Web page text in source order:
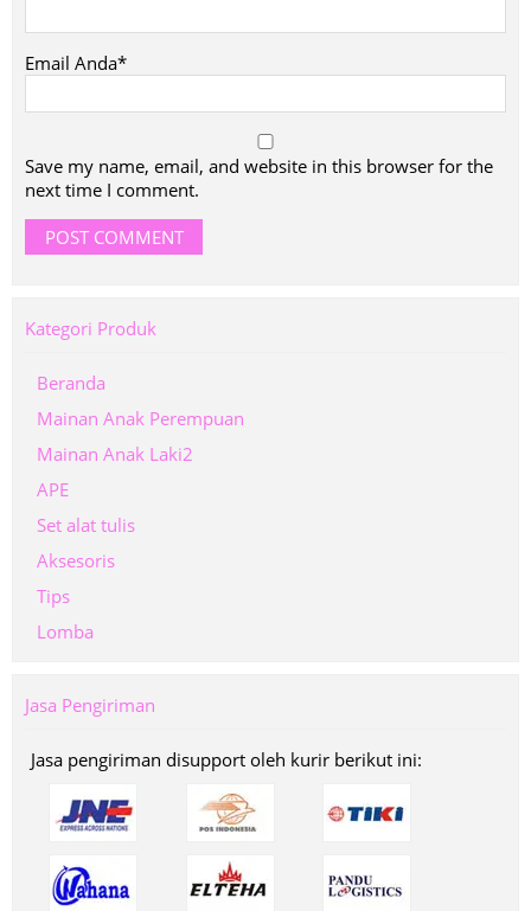
Email Anda*
Save my name, email, and website in this browser for the
next time I comment.
Kategori Produk
Beranda
Mainan Anak Perempuan
Mainan Anak Laki2
APE
Set alat tulis
Aksesoris
Tips
Lomba
Jasa Pengiriman
Jasa pengiriman disupport oleh kurir berikut ini: